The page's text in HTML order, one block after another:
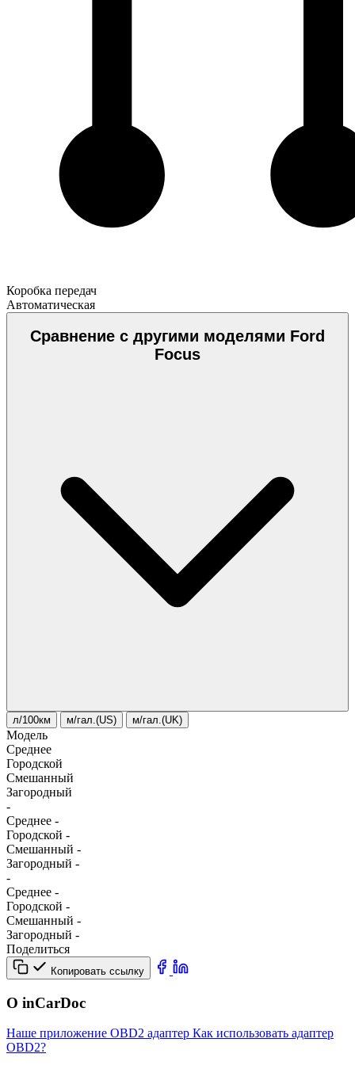
Коробка передач
Автоматическая
Сравнение с другими моделями Ford
Focus
л/100км м/гал.(US) м/гал.(UK)
Модель
Среднее
Городской
Смешанный
Загородный
-
Среднее -
Городской -
Смешанный -
Загородный -
-
Среднее -
Городской -
Смешанный -
Загородный -
Поделиться
Копировать ссылку
О inCarDoc
Наше приложение OBD2 адаптер Как использовать адаптер
OBD2?